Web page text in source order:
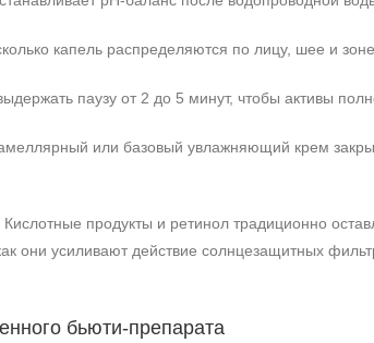
капель распределяются по лицу, шее и
паузу от 2 до 5 минут, чтобы активы
или базовый увлажняющий крем
продукты и ретинол традиционно
они усиливают действие солнцезащитных
бьюти-препарата